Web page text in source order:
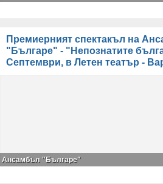
Премиерният спектакъл на
"Българе" - "Непознатите
Септември, в Летен театър -
Ансамбъл "Българе"